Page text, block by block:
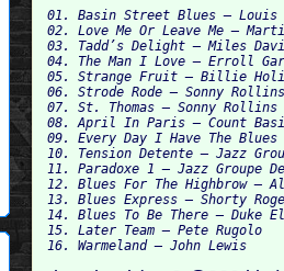
01. Basin Street Blues – Louis
02. Love Me Or Leave Me –
03. Tadd’s Delight – Miles
04. The Man I Love – Erroll
05. Strange Fruit – Billie
06. Strode Rode – Sonny
07. St. Thomas – Sonny Rollins
08. April In Paris – Count
09. Every Day I Have The
10. Tension Detente – Jazz
11. Paradoxe 1 – Jazz Groupe
12. Blues For The Highbrow –
13. Blues Express – Shorty
14. Blues To Be There – Duke
15. Later Team – Pete Rugolo